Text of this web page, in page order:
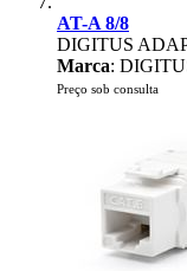
AT-A 8/8
DIGITUS
Marca:
Preço sob consulta